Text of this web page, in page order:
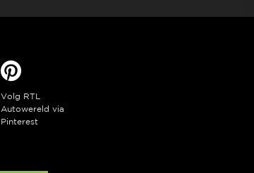
Volg RTL
Autowereld via
Pinterest